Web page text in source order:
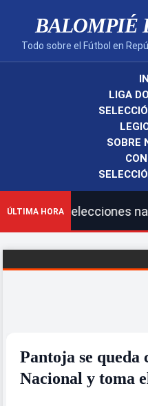
BALOMPIÉ
Todo sobre el Fútbol en
LIGA
SOBRE
ÚLTIMA HORA
selecciones
Pantoja se queda
Nacional y toma